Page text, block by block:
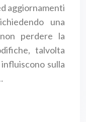
aggiornamenti
una
perdere la
talvolta
sulla